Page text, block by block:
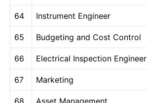
64 Instrument Engineer
65 Budgeting and Cost Control
66 Electrical Inspection Engineer
67 Marketing
68 Asset Management